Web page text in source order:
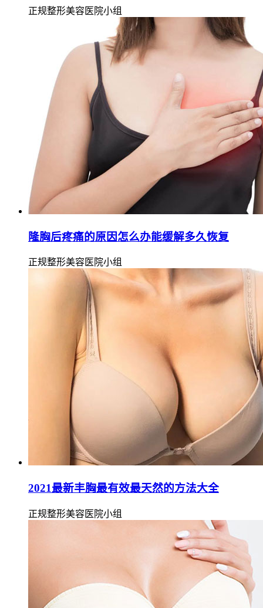
正规整形美容医院小组
隆胸后疼痛的原因怎么办能缓解多久恢复
正规整形美容医院小组
2021最新丰胸最有效最天然的方法大全
正规整形美容医院小组